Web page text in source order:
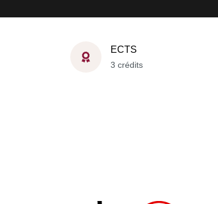
ECTS
3 crédits